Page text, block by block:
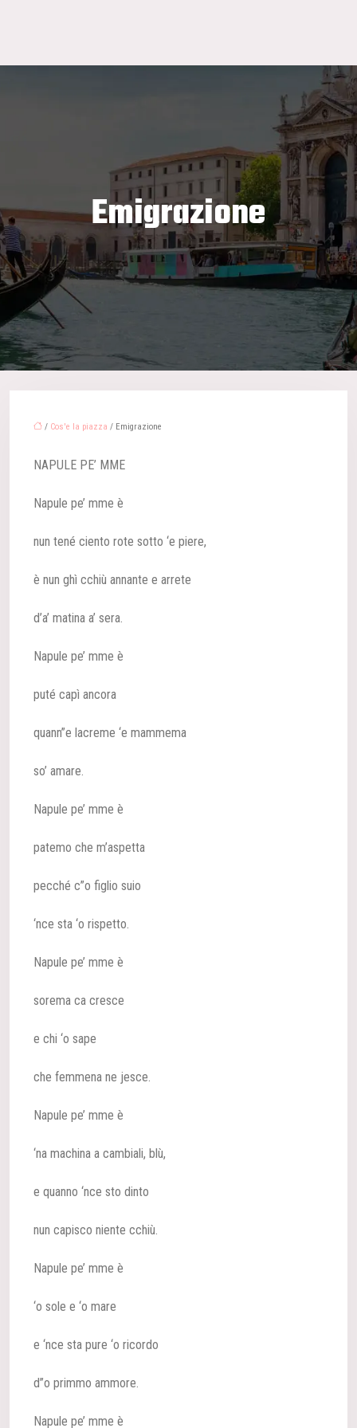
Emigrazione
/ Cos'e la piazza / Emigrazione
NAPULE PE’ MME
Napule pe’ mme è
nun tené ciento rote sotto ‘e piere,
è nun ghì cchiù annante e arrete
d’a’ matina a’ sera.
Napule pe’ mme è
puté capì ancora
quann”e lacreme ‘e mammema
so’ amare.
Napule pe’ mme è
patemo che m’aspetta
pecché c”o figlio suio
‘nce sta ‘o rispetto.
Napule pe’ mme è
sorema ca cresce
e chi ‘o sape
che femmena ne jesce.
Napule pe’ mme è
‘na machina a cambiali, blù,
e quanno ‘nce sto dinto
nun capisco niente cchiù.
Napule pe’ mme è
‘o sole e ‘o mare
e ‘nce sta pure ‘o ricordo
d”o primmo ammore.
Napule pe’ mme è